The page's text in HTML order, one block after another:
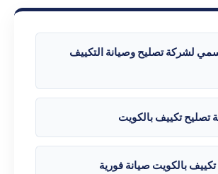
لشركة تصليح وصيانة التكييف
تصليح تكييف بالكويت
بالكويت صيانة فورية